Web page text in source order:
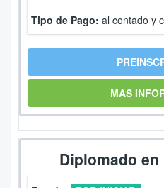
Tipo de Pago: al contado y
MAS
Diplomado